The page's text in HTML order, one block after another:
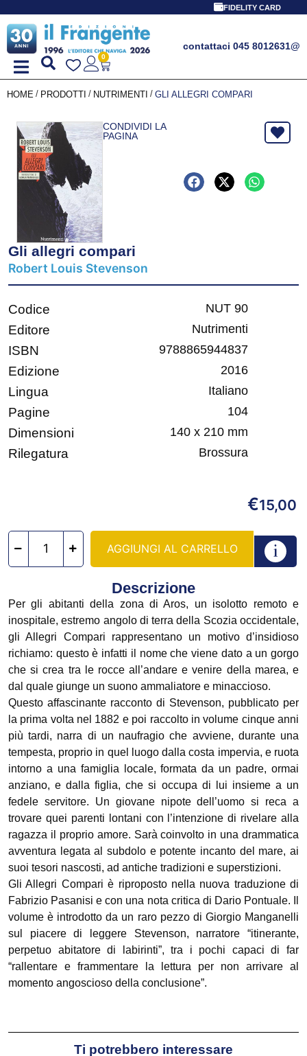
FIDELITY CARD
contattaci 045 8012631@
0
HOME / PRODOTTI / NUTRIMENTI / GLI ALLEGRI COMPARI
CONDIVIDI LA
PAGINA
Gli allegri compari
Robert Louis Stevenson
Codice NUT 90
Editore Nutrimenti
ISBN 9788865944837
Edizione 2016
Lingua Italiano
Pagine 104
Dimensioni 140 x 210 mm
Rilegatura Brossura
€15,00
AGGIUNGI AL CARRELLO
Descrizione
Per gli abitanti della zona di Aros, un isolotto remoto e
inospitale, estremo angolo di terra della Scozia occidentale,
gli Allegri Compari rappresentano un motivo d’insidioso
richiamo: questo è infatti il nome che viene dato a un gorgo
che si crea tra le rocce all’andare e venire della marea, e
dal quale giunge un suono ammaliatore e minaccioso.
Questo affascinante racconto di Stevenson, pubblicato per
la prima volta nel 1882 e poi raccolto in volume cinque anni
più tardi, narra di un naufragio che avviene, durante una
tempesta, proprio in quel luogo dalla costa impervia, e ruota
intorno a una famiglia locale, formata da un padre, ormai
anziano, e dalla figlia, che si occupa di lui insieme a un
fedele servitore. Un giovane nipote dell’uomo si reca a
trovare quei parenti lontani con l’intenzione di rivelare alla
ragazza il proprio amore. Sarà coinvolto in una drammatica
avventura legata al subdolo e potente incanto del mare, ai
suoi tesori nascosti, ad antiche tradizioni e superstizioni.
Gli Allegri Compari è riproposto nella nuova traduzione di
Fabrizio Pasanisi e con una nota critica di Dario Pontuale. Il
volume è introdotto da un raro pezzo di Giorgio Manganelli
sul piacere di leggere Stevenson, narratore “itinerante,
perpetuo abitatore di labirinti”, tra i pochi capaci di far
“rallentare e frammentare la lettura per non arrivare al
momento angoscioso della conclusione”.
Ti potrebbero interessare